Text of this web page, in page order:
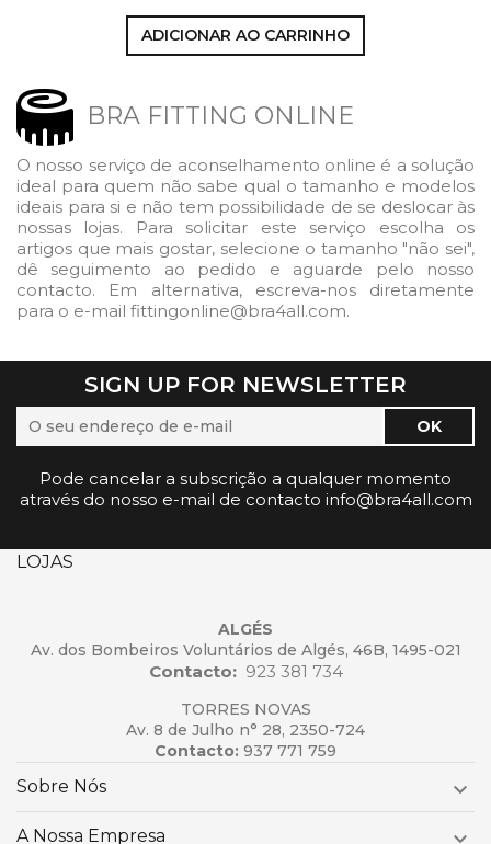
ADICIONAR AO CARRINHO
BRA FITTING ONLINE
O nosso serviço de aconselhamento online é a solução
ideal para quem não sabe qual o tamanho e modelos
ideais para si e não tem possibilidade de se deslocar às
nossas lojas. Para solicitar este serviço escolha os
artigos que mais gostar, selecione o tamanho "não sei",
dê seguimento ao pedido e aguarde pelo nosso
contacto. Em alternativa, escreva-nos diretamente
para o e-mail fittingonline@bra4all.com.
SIGN UP FOR NEWSLETTER
Pode cancelar a subscrição a qualquer momento
através do nosso e-mail de contacto info@bra4all.com
LOJAS
ALGÉS
Av. dos Bombeiros Voluntários de Algés, 46B, 1495-021
Contacto: 923 381 734
TORRES NOVAS
Av. 8 de Julho n° 28, 2350-724
Contacto: 937 771 759
Sobre Nós 
A Nossa Empresa